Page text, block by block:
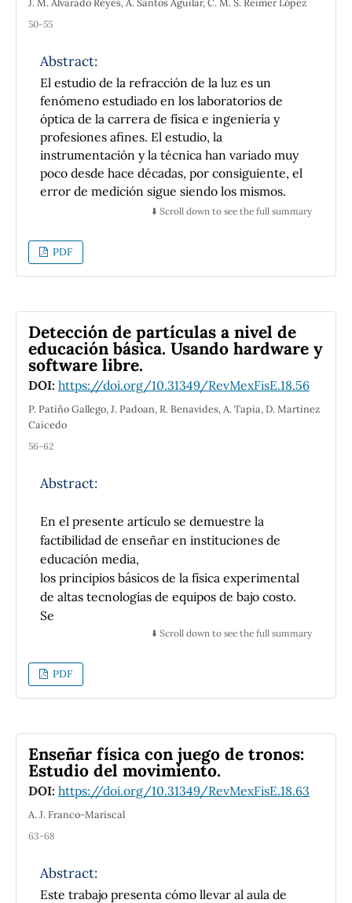
visibility can be accurately assessed, in real
A difference of 3 orders of magnitude
positions of maximum and minimum
interference is demonstrated. Due to the
adaptive properties of the adaptive
photodetectors (compensation of the
irregularities of the interfering beams and
suppression environmental fluctuations), the
proposed method can be suitable for teaching
purposes in undergraduate laboratories.
50-55
Abstract:
El estudio de la refracción de la luz es un
fenómeno estudiado en los laboratorios de
óptica de la carrera de física e ingeniería y
profesiones afines. El estudio, la
instrumentación y la técnica han variado muy
poco desde hace décadas, por consiguiente, el
error de medición sigue siendo los mismos.
Entre las variables que se miden
de dicho fenómeno se encuentran: La
distancia entre la rejilla de difracción y la
pantalla donde se proyecta el fenómeno de
longitud entre un máximo de intensidad de
luz hasta donde comienza a incrementar la
intensidad del segundo punto luminoso
consecutivo (y), y una tercera variable es la
medición indirecta del ancho de la rejilla de
difracción (a). De los parámetros mencionados
es la distancia y la que ocasiona mayor
incertidumbre en el resultado dado que esta
experimentador. En este trabajo se presenta
valor es posible evaluarlo directamente de
una gráfica cuyos datos son adquiridos
empleando un osciloscopio; los resultados
obtenidos mediante el procedimiento descrito
en el presente trabajo proporcionan además
de resultados con menor incertidumbre,
muestran el comportamiento de intensidades
⬇️ Scroll down to see the full summary
PDF
Detección de partículas a nivel de
educación básica. Usando hardware y
software libre.
DOI: https://doi.org/10.31349/RevMexFisE.18.56
P. Patiño Gallego, J. Padoan, R. Benavides, A. Tapia, D. Martinez
Caicedo
56-62
Abstract:
En el presente artículo se demuestre la
factibilidad de enseñar en instituciones de
educación media,
los principios básicos de la física experimental
de altas tecnologías de equipos de bajo costo.
Se
enfatiza en el uso de hardware y software
radiación. Se
construye una caja oscura para estudiar la
de luz
⬇️ Scroll down to see the full summary
PDF
Enseñar física con juego de tronos:
Estudio del movimiento.
DOI: https://doi.org/10.31349/RevMexFisE.18.63
A. J. Franco-Mariscal
63-68
Abstract:
Este trabajo presenta cómo llevar al aula de